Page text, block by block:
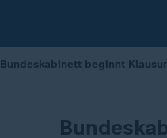
Bundeskabinett beginnt